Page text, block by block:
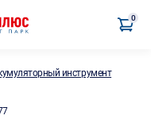
0
инструмент